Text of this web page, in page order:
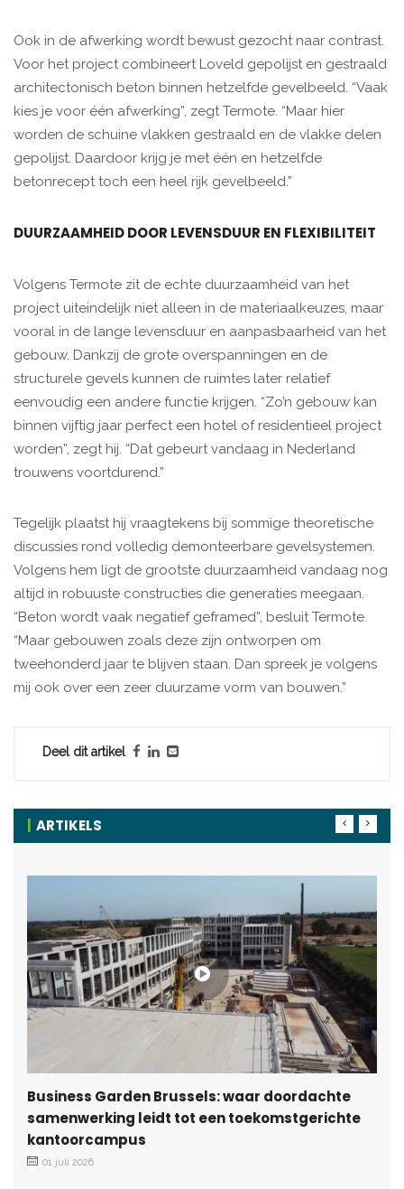
Ook in de afwerking wordt bewust gezocht naar contrast.
Voor het project combineert Loveld gepolijst en gestraald
architectonisch beton binnen hetzelfde gevelbeeld. “Vaak
kies je voor één afwerking”, zegt Termote. “Maar hier
worden de schuine vlakken gestraald en de vlakke delen
gepolijst. Daardoor krijg je met één en hetzelfde
betonrecept toch een heel rijk gevelbeeld.”
DUURZAAMHEID DOOR LEVENSDUUR EN FLEXIBILITEIT
Volgens Termote zit de echte duurzaamheid van het
project uiteindelijk niet alleen in de materiaalkeuzes, maar
vooral in de lange levensduur en aanpasbaarheid van het
gebouw. Dankzij de grote overspanningen en de
structurele gevels kunnen de ruimtes later relatief
eenvoudig een andere functie krijgen. “Zo’n gebouw kan
binnen vijftig jaar perfect een hotel of residentieel project
worden”, zegt hij. “Dat gebeurt vandaag in Nederland
trouwens voortdurend.”
Tegelijk plaatst hij vraagtekens bij sommige theoretische
discussies rond volledig demonteerbare gevelsystemen.
Volgens hem ligt de grootste duurzaamheid vandaag nog
altijd in robuuste constructies die generaties meegaan.
“Beton wordt vaak negatief geframed”, besluit Termote.
“Maar gebouwen zoals deze zijn ontworpen om
tweehonderd jaar te blijven staan. Dan spreek je volgens
mij ook over een zeer duurzame vorm van bouwen.”
Deel dit artikel
ARTIKELS
Business Garden Brussels: waar doordachte
samenwerking leidt tot een toekomstgerichte
kantoorcampus
01 juli 2026